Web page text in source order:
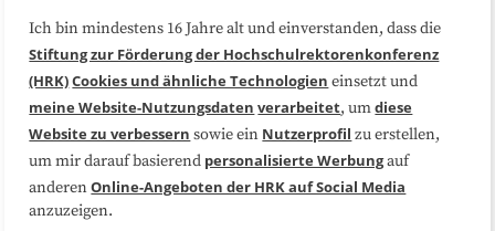
Über uns FAQ
Medienarbeit Kooperationen
Datenschutzerklärung Impressum
Sitemap
Ich bin mindestens 16 Jahre alt und einverstanden, dass die
Stiftung zur Förderung der Hochschulrektorenkonferenz
(HRK)Cookies und ähnliche Technologien einsetzt und
meine Website-Nutzungsdaten verarbeitet, umdiese
Website zu verbessern sowie ein Nutzerprofil zu erstellen,
um mir darauf basierend personalisierte Werbungauf
anderenOnline-Angeboten der HRK auf Social Media
anzuzeigen.